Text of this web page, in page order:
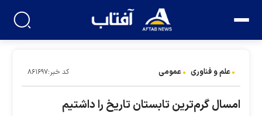
علم و فناوری عمومی کد خبر:۸۶۱۶۹۷
امسال گرم‌ترین تابستان تاریخ را داشتیم